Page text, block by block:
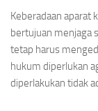
Keberadaan aparat
bertujuan menjaga
tetap harus
hukum diperlukan
diperlakukan tidak